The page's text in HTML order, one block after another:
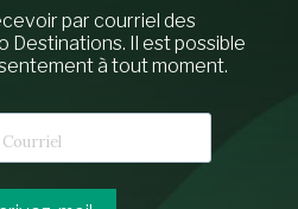
par courriel des
Destinations. Il est possible
à tout moment.